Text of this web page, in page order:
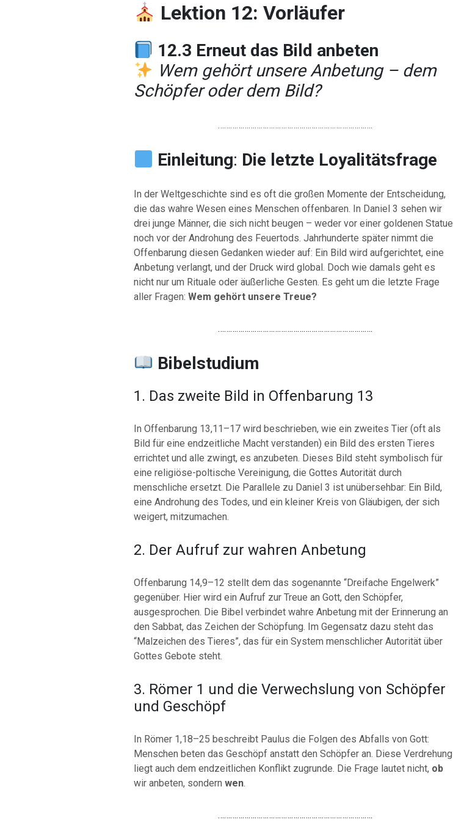
Lektion 12: Vorläufer
12.3 Erneut das Bild anbeten
Wem gehört unsere Anbetung – dem
Schöpfer oder dem Bild?
………………………………………………………………….
Einleitung: Die letzte Loyalitätsfrage
In der Weltgeschichte sind es oft die großen Momente der Entscheidung,
die das wahre Wesen eines Menschen offenbaren. In Daniel 3 sehen wir
drei junge Männer, die sich nicht beugen – weder vor einer goldenen Statue
noch vor der Androhung des Feuertods. Jahrhunderte später nimmt die
Offenbarung diesen Gedanken wieder auf: Ein Bild wird aufgerichtet, eine
Anbetung verlangt, und der Druck wird global. Doch wie damals geht es
nicht nur um Rituale oder äußerliche Gesten. Es geht um die letzte Frage
aller Fragen: Wem gehört unsere Treue?
………………………………………………………………….
Bibelstudium
1. Das zweite Bild in Offenbarung 13
In Offenbarung 13,11–17 wird beschrieben, wie ein zweites Tier (oft als
Bild für eine endzeitliche Macht verstanden) ein Bild des ersten Tieres
errichtet und alle zwingt, es anzubeten. Dieses Bild steht symbolisch für
eine religiöse-poltische Vereinigung, die Gottes Autorität durch
menschliche ersetzt. Die Parallele zu Daniel 3 ist unübersehbar: Ein Bild,
eine Androhung des Todes, und ein kleiner Kreis von Gläubigen, der sich
weigert, mitzumachen.
2. Der Aufruf zur wahren Anbetung
Offenbarung 14,9–12 stellt dem das sogenannte “Dreifache Engelwerk”
gegenüber. Hier wird ein Aufruf zur Treue an Gott, den Schöpfer,
ausgesprochen. Die Bibel verbindet wahre Anbetung mit der Erinnerung an
den Sabbat, das Zeichen der Schöpfung. Im Gegensatz dazu steht das
“Malzeichen des Tieres”, das für ein System menschlicher Autorität über
Gottes Gebote steht.
3. Römer 1 und die Verwechslung von Schöpfer
und Geschöpf
In Römer 1,18–25 beschreibt Paulus die Folgen des Abfalls von Gott:
Menschen beten das Geschöpf anstatt den Schöpfer an. Diese Verdrehung
liegt auch dem endzeitlichen Konflikt zugrunde. Die Frage lautet nicht, ob
wir anbeten, sondern wen.
………………………………………………………………….